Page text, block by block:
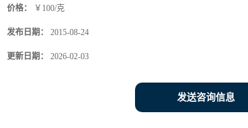
价格： ￥100/克
发布日期： 2015-08-24
更新日期： 2026-02-03
发送咨询信息